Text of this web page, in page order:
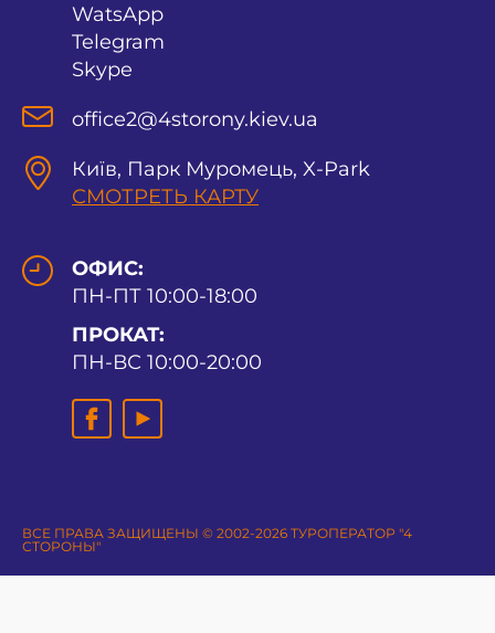
WatsApp
Telegram
Skype
office2@4storony.kiev.ua
Київ, Парк Муромець, X-Park
СМОТРЕТЬ КАРТУ
ОФИС:
ПН-ПТ 10:00-18:00
ПРОКАТ:
ПН-ВС 10:00-20:00
ВСЕ ПРАВА ЗАЩИЩЕНЫ © 2002-2026 ТУРОПЕРАТОР "4
СТОРОНЫ"